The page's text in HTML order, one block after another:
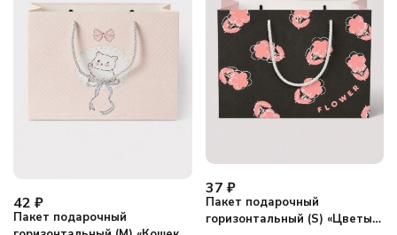
42 ₽
Пакет подарочный
37 ₽
Пакет подарочный
горизонтальный (S) «Цветы